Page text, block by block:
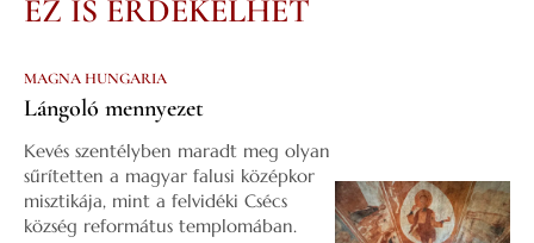
EZ IS ÉRDEKELHET
MAGNA HUNGARIA
Lángoló mennyezet
Kevés szentélyben maradt meg olyan
sűrítetten a magyar falusi középkor
misztikája, mint a felvidéki Csécs
község református templomában.